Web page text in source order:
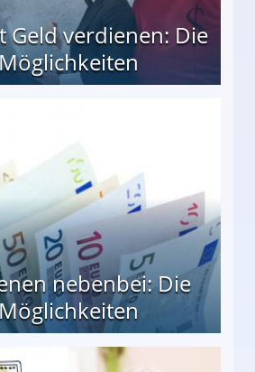
Geld verdienen: Die
nebenbei: Die